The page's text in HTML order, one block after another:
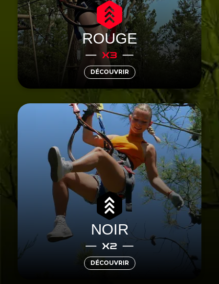
DÉCOUVRIR
ROUGE
parcours demandent une agilité certaine avec
leurs tyroliennes, murs d’escalade et base jump.
Préparez-vous à des sensations intenses !
DÉCOUVRIR
NOIR
Envie de sensations fortes en
Vendée
? Lancez-
vous sur nos parcours d’
accrobranche
les plus
extrêmes à
Saint-Jean-de-Monts
! Prenez
encore plus de hauteur et surpassez vos peurs.
Franchissez des sauts de Tarzan, snowboards,
filets suspendus et bien d’autres obstacles.
Force, équilibre et réflexion seront vos meilleurs
alliés. Êtes-vous prêt à vous surpasser ?